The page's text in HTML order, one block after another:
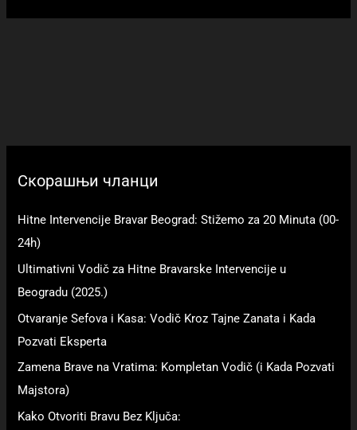
Скорашњи чланци
Hitne Intervencije Bravar Beograd: Stižemo za 20 Minuta (00-
24h)
Ultimativni Vodič za Hitne Bravarske Intervencije u
Beogradu (2025.)
Otvaranje Sefova i Kasa: Vodič Kroz Tajne Zanata i Kada
Pozvati Eksperta
Zamena Brave na Vratima: Kompletan Vodič (i Kada Pozvati
Majstora)
Kako Otvoriti Bravu Bez Ključa: